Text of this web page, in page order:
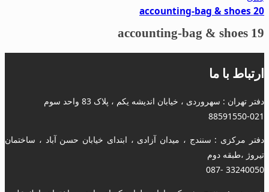
accounting-bag & shoes 20
accounting-bag & shoes 19
ارتباط با ما
دفتر تهران : سهروردی ، خیابان اندیشه یکم ، پلاک 83 واحد سوم
88591550-021
دفتر مرکزی : سنندج ، میدان آزادی ، ابتدای خیابان حسن آباد ، ساختمان
تیروژ ،طبقه دوم
33240050 -087